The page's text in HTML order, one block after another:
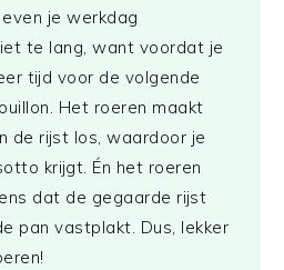
je werkdag
te lang, want voordat je
tijd voor de volgende
Het roeren maakt
de rijst los, waardoor je
krijgt. Én het roeren
dat de gegaarde rijst
pan vastplakt. Dus, lekker